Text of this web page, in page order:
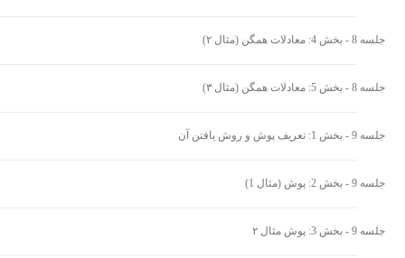
جلسه 8 - بخش 4: معادلات همگن (مثال ۲)
جلسه 8 - بخش 5: معادلات همگن (مثال ۳)
جلسه 9 - بخش 1: تعریف پوش و روش یافتن آن
جلسه 9 - بخش 2: پوش (مثال 1)
جلسه 9 - بخش 3: پوش مثال ۲